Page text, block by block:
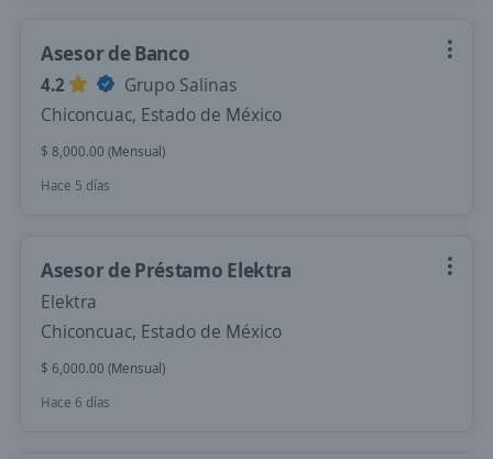
Asesor de Banco
4.2
Grupo Salinas
Chiconcuac, Estado de México
$ 8,000.00 (Mensual)
Hace 5 días
Asesor de Préstamo Elektra
Elektra
Chiconcuac, Estado de México
$ 6,000.00 (Mensual)
Hace 6 días